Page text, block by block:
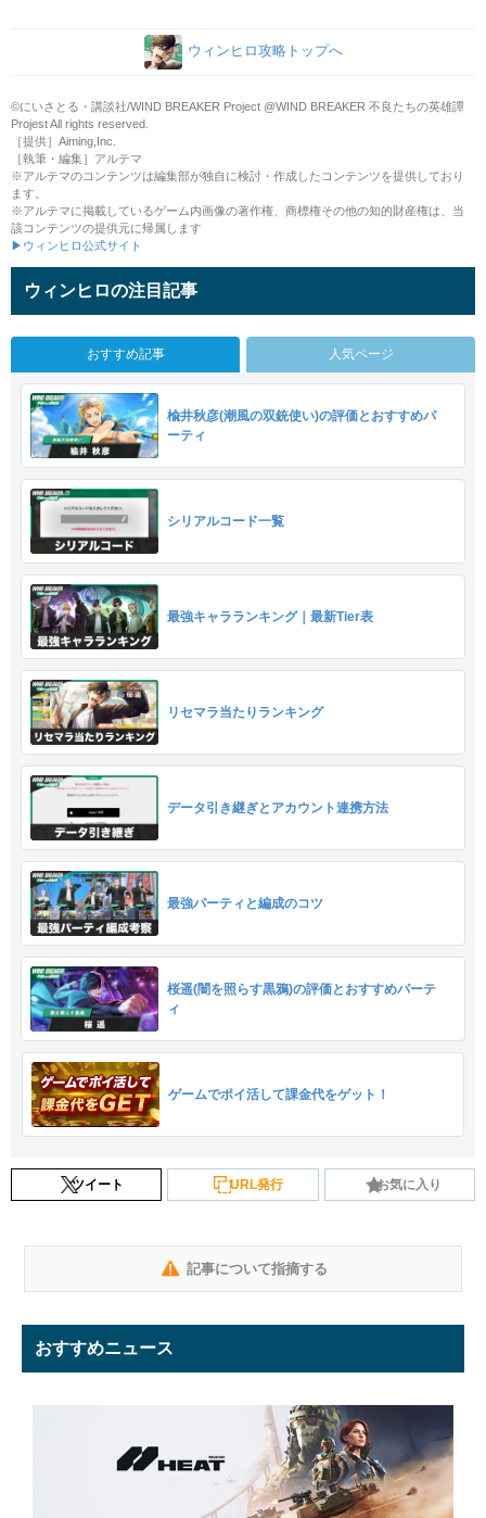
ウィンヒロ攻略トップへ
©にいさとる・講談社/WIND BREAKER Project @WIND BREAKER 不良たちの英雄譚
Projest All rights reserved.
［提供］Aiming,Inc.
［執筆・編集］アルテマ
※アルテマのコンテンツは編集部が独自に検討・作成したコンテンツを提供しており
ます。
※アルテマに掲載しているゲーム内画像の著作権、商標権その他の知的財産権は、当
該コンテンツの提供元に帰属します
▶ウィンヒロ公式サイト
ウィンヒロの注目記事
おすすめ記事 人気ページ
楡井秋彦(潮風の双銃使い)の評価とおすすめパ
ーティ
シリアルコード一覧
最強キャラランキング｜最新Tier表
リセマラ当たりランキング
データ引き継ぎとアカウント連携方法
最強パーティと編成のコツ
桜遥(闇を照らす黒鴉)の評価とおすすめパーテ
ィ
ゲームでポイ活して課金代をゲット！
ツイート URL発行 お気に入り
記事について指摘する
おすすめニュース